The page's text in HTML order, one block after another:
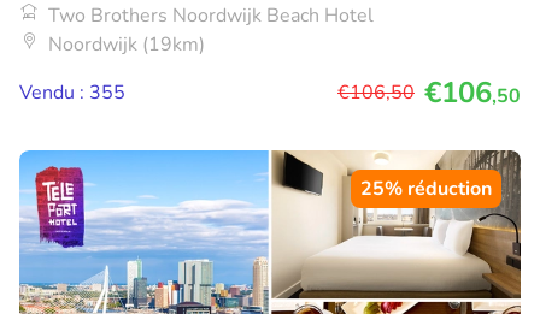
Two Brothers Noordwijk Beach Hotel
Noordwijk (19km)
Vendu : 355
€106,50 €106,50
25% réduction